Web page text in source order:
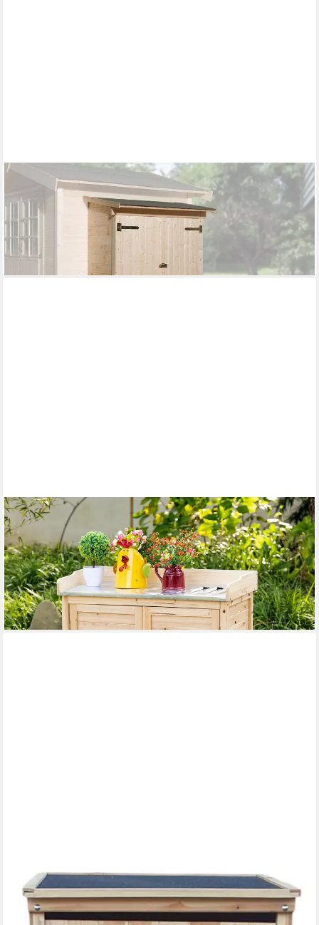
Anbauschrank Anbauschrank für modernes Schraubsystem, 65
x 129 cm, natur
469,00 €
499,99 €
-6%
lieferbar in 5 Wochen
CHICFURN
Geräteschrank 83x40x92 cm aus Holz mit Pflanztisch &
Unterschrank (Packung, 1-St., Geräteschrank mit 2 Einlegeböden
in Natur) Praktischer Geräteschuppen für Gartenutensilien
255,99 €
lieferbar - in 5-6 Werktagen bei dir
Geräteschrank Speyer besonders robust aus zertifiziertem
Kiefernholz gefertigt
284,99 €